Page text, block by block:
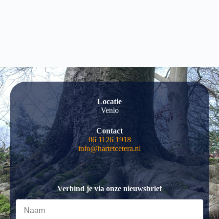
Locatie
Venlo
Contact
06 1126 1918
info@hartetcetera.nl
Verbind je via onze nieuwsbrief